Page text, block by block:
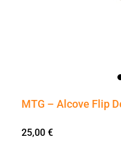
MTG – Alcove Flip
25,00 €